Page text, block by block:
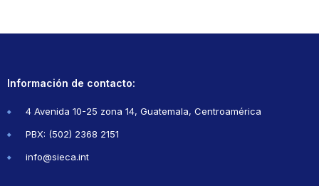
Información de contacto:
4 Avenida 10-25 zona 14, Guatemala, Centroamérica
PBX: (502) 2368 2151
info@sieca.int